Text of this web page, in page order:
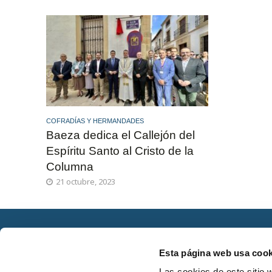
Esta página web usa
COFRADÍAS Y HERMANDADES
Baeza dedica el Callejón del
Espíritu Santo al Cristo de la
Columna
21 octubre, 2023